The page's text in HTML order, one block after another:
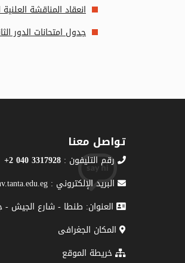
انعقاد المناقشة
جدول امتحانات الدور
تواصل معنا
رقم التليفون : 3317928 040 2+
البريد الإلكتروني : tanta_unv@unv.tanta.edu.eg
العنوان: طنطا - شارع الجيش -
المكان الجغرافى
خريطة الموقع